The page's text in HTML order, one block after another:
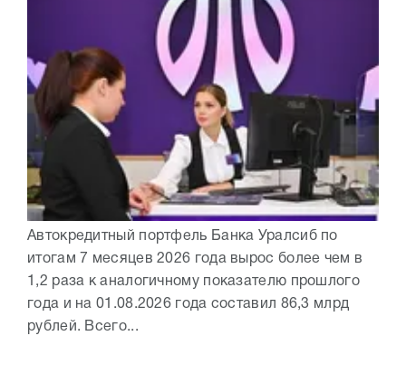
Автокредитный портфель Банка Уралсиб по
итогам 7 месяцев 2026 года вырос более чем в
1,2 раза к аналогичному показателю прошлого
года и на 01.08.2026 года составил 86,3 млрд
рублей. Всего...